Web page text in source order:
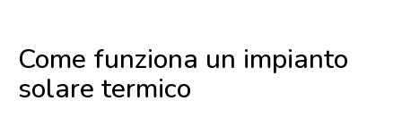
Come funziona un impianto
solare termico